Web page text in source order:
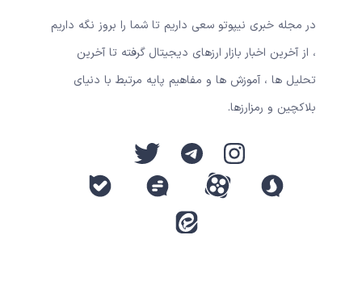
در مجله خبری نیپوتو سعی داریم تا شما را بروز نگه داریم
، از آخرین اخبار بازار ارزهای دیجیتال گرفته تا آخرین
تحلیل ها ، آموزش ها و مفاهیم پایه مرتبط با دنیای
بلاکچین و رمزارزها.